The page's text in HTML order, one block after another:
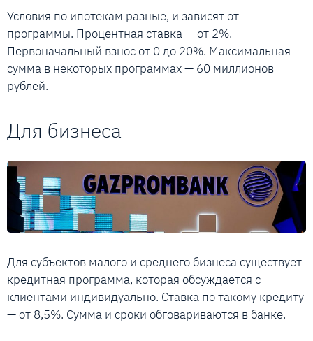
Условия по ипотекам разные, и зависят от
программы. Процентная ставка — от 2%.
Первоначальный взнос от 0 до 20%. Максимальная
сумма в некоторых программах — 60 миллионов
рублей.
Для бизнеса
Для субъектов малого и среднего бизнеса существует
кредитная программа, которая обсуждается с
клиентами индивидуально. Ставка по такому кредиту
— от 8,5%. Сумма и сроки обговариваются в банке.